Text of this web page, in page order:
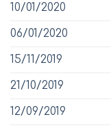
10/01/2020
06/01/2020
15/11/2019
21/10/2019
12/09/2019